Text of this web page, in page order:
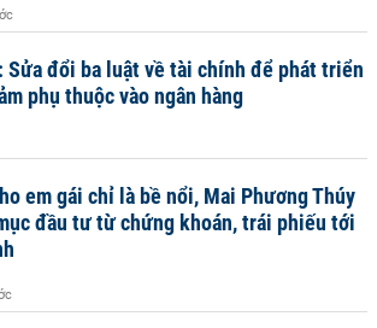
Sửa đổi ba luật về tài chính để phát triển
phụ thuộc vào ngân hàng
em gái chỉ là bề nổi, Mai Phương Thúy
đầu tư từ chứng khoán, trái phiếu tới